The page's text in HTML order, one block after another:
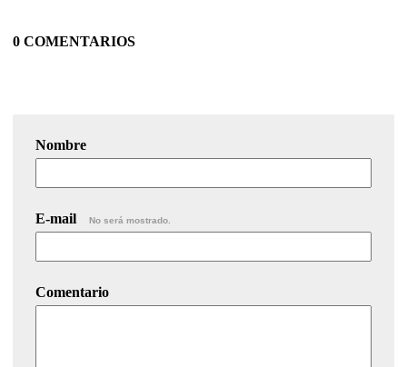
0 COMENTARIOS
Nombre
E-mail No será mostrado.
Comentario